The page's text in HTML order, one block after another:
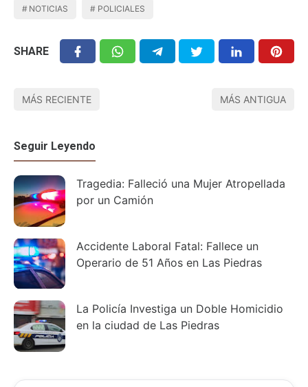
NOTICIAS POLICIALES
SHARE
MÁS RECIENTE MÁS ANTIGUA
Seguir Leyendo
Tragedia: Falleció una Mujer Atropellada
por un Camión
Accidente Laboral Fatal: Fallece un
Operario de 51 Años en Las Piedras
La Policía Investiga un Doble Homicidio
en la ciudad de Las Piedras